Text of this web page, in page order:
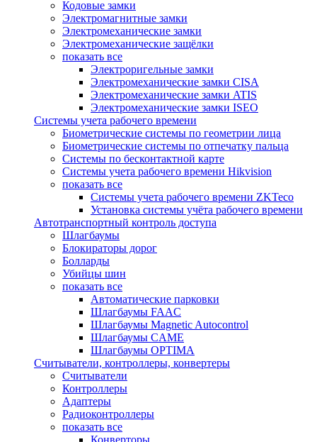
Кодовые замки
Электромагнитные замки
Электромеханические замки
Электромеханические защёлки
показать все
Электроригельные замки
Электромеханические замки CISA
Электромеханические замки ATIS
Электромеханические замки ISEO
Системы учета рабочего времени
Биометрические системы по геометрии лица
Биометрические системы по отпечатку пальца
Системы по бесконтактной карте
Системы учета рабочего времени Hikvision
показать все
Системы учета рабочего времени ZKTeco
Установка системы учёта рабочего времени
Автотранспортный контроль доступа
Шлагбаумы
Блокираторы дорог
Болларды
Убийцы шин
показать все
Автоматические парковки
Шлагбаумы FAAC
Шлагбаумы Magnetic Autocontrol
Шлагбаумы CAME
Шлагбаумы OPTIMA
Считыватели, контроллеры, конвертеры
Считыватели
Контроллеры
Адаптеры
Радиоконтроллеры
показать все
Конверторы